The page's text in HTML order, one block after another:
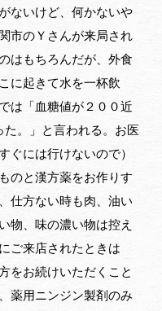
ないけど、何かないや
市のＹさんが来局され
はもちろんだが、外食
に起きて水を一杯飲
は「血糖値が２００近
た。」と言われる。お医
ぐには行けないので）
のと漢方薬をお作りす
仕方ない時も肉、油い
物、味の濃い物は控え
ご来店されたときは
をお続けいただくこと
薬用ニンジン製剤のみ